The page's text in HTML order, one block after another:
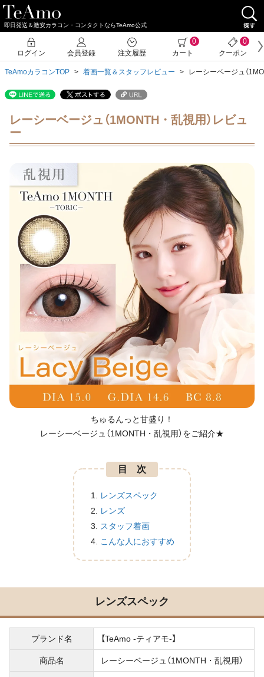
即日発送＆激安カラコン・コンタクトならTeAmo公式
TeAmoカラコンTOP 着画一覧＆スタッフレビュー レーシーベージュ（
レーシーベージュ（1MONTH・乱視用）レビュ
ー
ちゅるんっと甘盛り！
レーシーベージュ（1MONTH・乱視用）をご紹介★
目 次
レンズスペック
レンズ
スタッフ着画
こんな人におすすめ
レンズスペック
ブランド名 【TeAmo -ティアモ-】
商品名 レーシーベージュ（1MONTH・乱視用）
ログイン 会員登録 注文履歴
0
カート
0
クーポン